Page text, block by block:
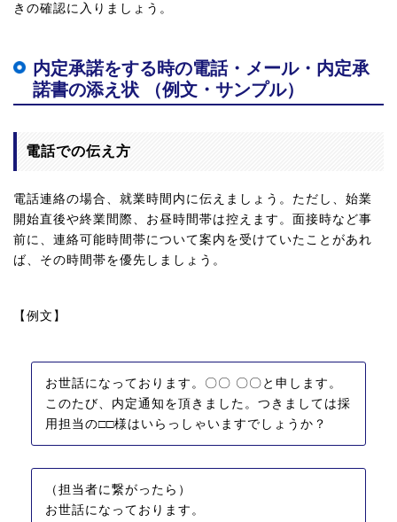
きの確認に入りましょう。
内定承諾をする時の電話・メール・内定承
諾書の添え状 （例文・サンプル）
電話での伝え方
電話連絡の場合、就業時間内に伝えましょう。ただし、始業
開始直後や終業間際、お昼時間帯は控えます。面接時など事
前に、連絡可能時間帯について案内を受けていたことがあれ
ば、その時間帯を優先しましょう。
【例文】
お世話になっております。〇〇 〇〇と申します。
このたび、内定通知を頂きました。つきましては採
用担当の□□様はいらっしゃいますでしょうか？
（担当者に繋がったら）
お世話になっております。